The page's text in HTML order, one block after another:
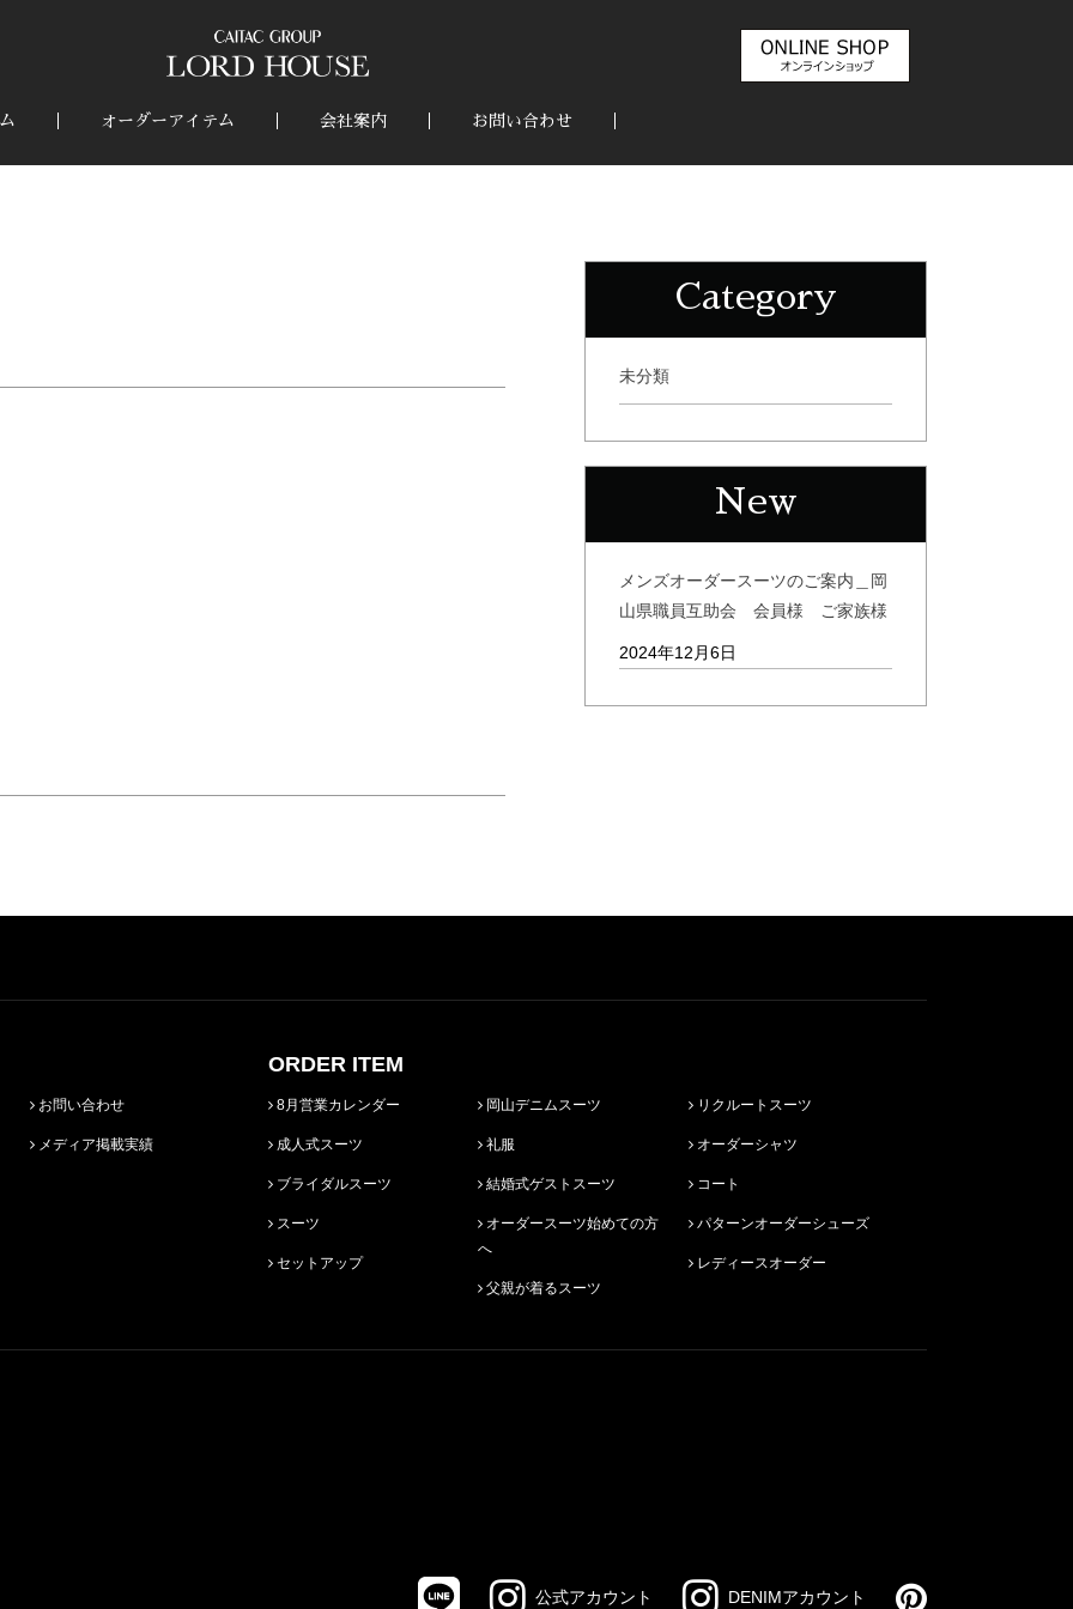
オーダーアイテム 会社案内 お問い合わせ
Category
未分類
New
メンズオーダースーツのご案内＿岡
山県職員互助会 会員様 ご家族様
2024年12月6日
お問い合わせ
メディア掲載実績
ORDER ITEM
8月営業カレンダー
成人式スーツ
ブライダルスーツ
スーツ
セットアップ
岡山デニムスーツ
礼服
結婚式ゲストスーツ
へ
父親が着るスーツ
リクルートスーツ
オーダーシャツ
コート
パターンオーダーシューズ
レディースオーダー
公式アカウント DENIMアカウント